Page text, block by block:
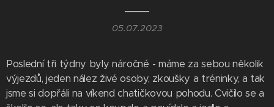
05.07.2023
Poslední tři týdny byly náročné - máme za sebou několik
výjezdů, jeden nález živé osoby, zkoušky a tréninky, a tak
jsme si dopřáli na víkend chatičkovou pohodu. Cvičilo se a